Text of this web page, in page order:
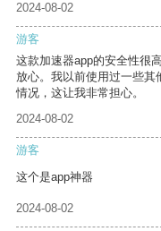
2024-08-02
游客
这款加速器app的安全性很
放心。我以前使用过一些其
情况，这让我非常担心。
2024-08-02
游客
这个是app神器
2024-08-02